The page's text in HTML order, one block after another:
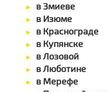
в Змиеве
в Изюме
в Краснограде
в Купянске
в Лозовой
в Люботине
в Мерефе